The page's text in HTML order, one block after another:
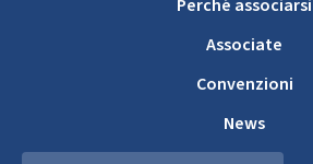
Perché associarsi
Associate
Convenzioni
News